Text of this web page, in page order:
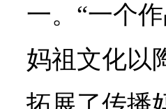
一。“一个
妈祖文化以